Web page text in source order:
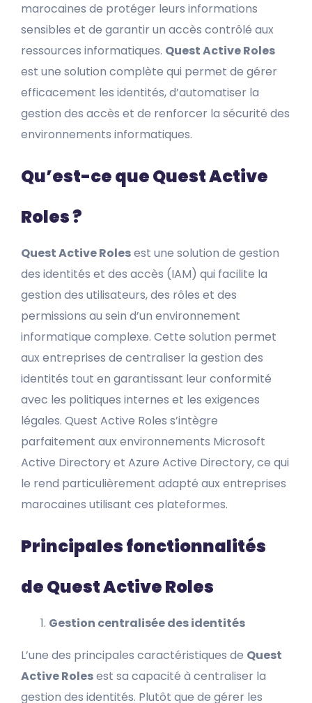
marocaines de protéger leurs informations
sensibles et de garantir un accès contrôlé aux
ressources informatiques. Quest Active Roles
est une solution complète qui permet de gérer
efficacement les identités, d’automatiser la
gestion des accès et de renforcer la sécurité des
environnements informatiques.
Qu’est-ce que Quest Active
Roles ?
Quest Active Rolesest une solution de gestion
des identités et des accès (IAM) qui facilite la
gestion des utilisateurs, des rôles et des
permissions au sein d’un environnement
informatique complexe. Cette solution permet
aux entreprises de centraliser la gestion des
identités tout en garantissant leur conformité
avec les politiques internes et les exigences
légales. Quest Active Roles s’intègre
parfaitement aux environnements Microsoft
Active Directory et Azure Active Directory, ce qui
le rend particulièrement adapté aux entreprises
marocaines utilisant ces plateformes.
Principales fonctionnalités
de Quest Active Roles
Gestion centralisée des identités
L’une des principales caractéristiques de Quest
Active Rolesest sa capacité à centraliser la
gestion des identités. Plutôt que de gérer les